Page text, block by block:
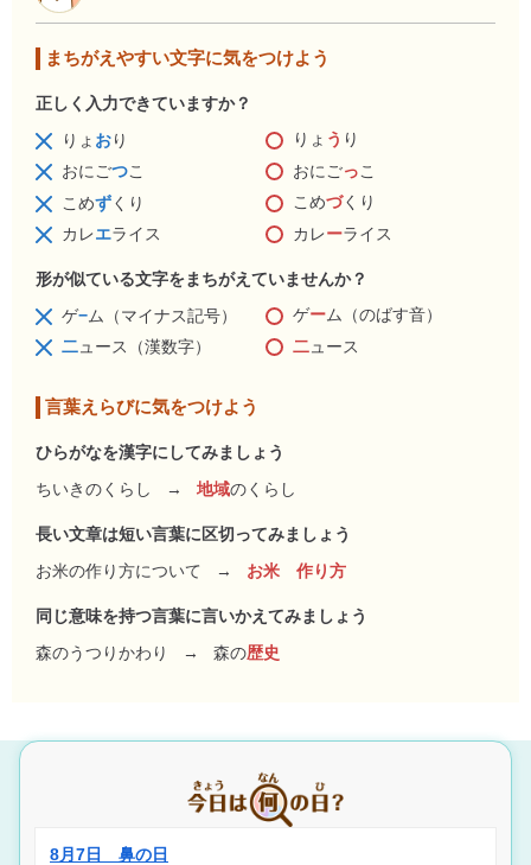
まちがえやすい文字に気をつけよう
正しく入力できていますか？
りょ おり りょ う り
おにごつこ おにごっこ
こめずくり こめづくり
カレエライス カレーライス
形が似ている文字をまちがえていませんか？
ゲ−ム（マイナス記号） ゲーム（のばす音）
二ュース（漢数字） 二ュース
言葉えらびに気をつけよう
ひらがなを漢字にしてみましょう
ちいきのくらし
→ 地域のくらし
長い文章は短い言葉に区切ってみましょう
お米の作り方について
→ お米 作り方
同じ意味を持つ言葉に言いかえてみましょう
森のうつりかわり
→ 森の歴史
8月7日 鼻の日